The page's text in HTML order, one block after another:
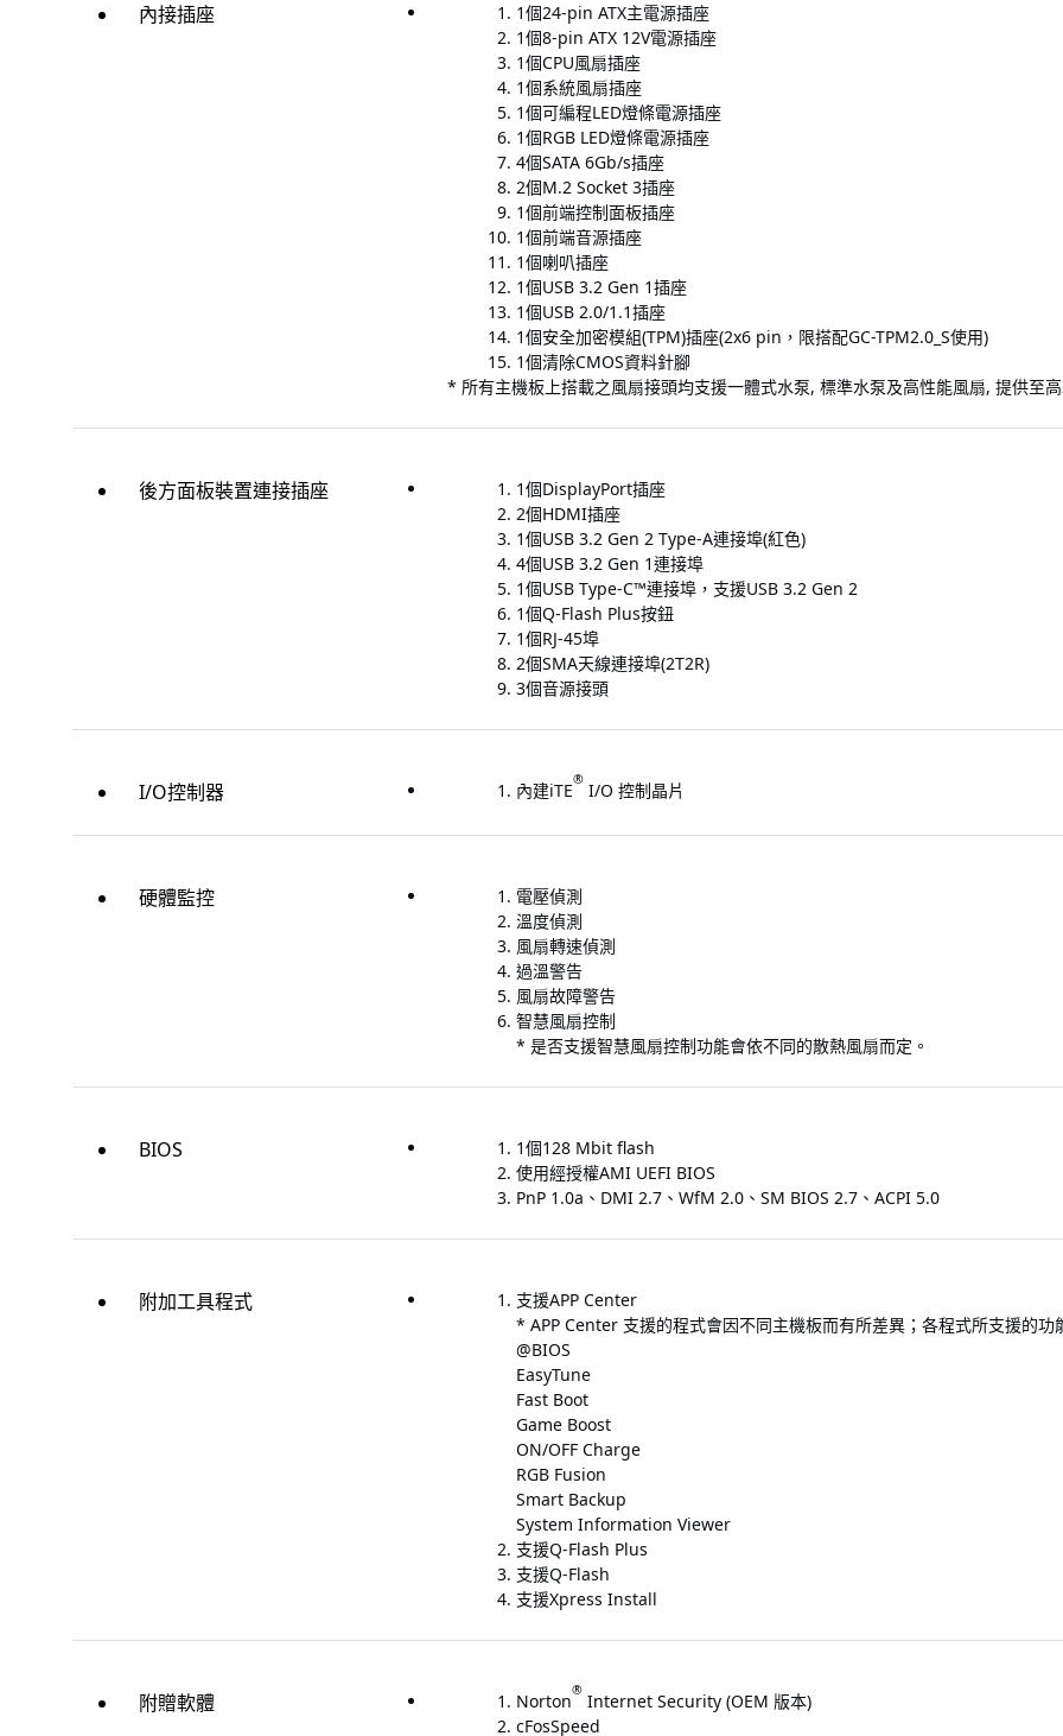
內接插座
1個24-pin ATX主電源插座
1個8-pin ATX 12V電源插座
1個CPU風扇插座
1個系統風扇插座
1個可編程LED燈條電源插座
1個RGB LED燈條電源插座
4個SATA 6Gb/s插座
2個M.2 Socket 3插座
1個前端控制面板插座
1個前端音源插座
1個喇叭插座
1個USB 3.2 Gen 1插座
1個USB 2.0/1.1插座
1個安全加密模組(TPM)插座(2x6 pin，限搭配GC-TPM2.0_S使用)
1個清除CMOS資料針腳
* 所有主機板上搭載之風扇接頭均支援一體式水泵, 標準水泵及高性能風扇, 提供至
後方面板裝置連接插座
1個DisplayPort插座
2個HDMI插座
1個USB 3.2 Gen 2 Type-A連接埠(紅色)
4個USB 3.2 Gen 1連接埠
1個USB Type-C™連接埠，支援USB 3.2 Gen 2
1個Q-Flash Plus按鈕
1個RJ-45埠
2個SMA天線連接埠(2T2R)
3個音源接頭
I/O控制器 內建iTE® I/O 控制晶片
硬體監控
電壓偵測
溫度偵測
風扇轉速偵測
過溫警告
風扇故障警告
智慧風扇控制
* 是否支援智慧風扇控制功能會依不同的散熱風扇而定。
BIOS
1個128 Mbit flash
使用經授權AMI UEFI BIOS
PnP 1.0a、DMI 2.7、WfM 2.0、SM BIOS 2.7、ACPI 5.0
附加工具程式
支援APP Center
* APP Center 支援的程式會因不同主機板而有所差異；各程式所支援的功
@BIOS
EasyTune
Fast Boot
Game Boost
ON/OFF Charge
RGB Fusion
Smart Backup
System Information Viewer
支援Q-Flash Plus
支援Q-Flash
支援Xpress Install
附贈軟體 Norton® Internet Security (OEM 版本)
cFosSpeed